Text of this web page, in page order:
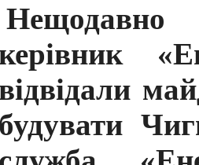
Нещодавно
відвідали
будувати